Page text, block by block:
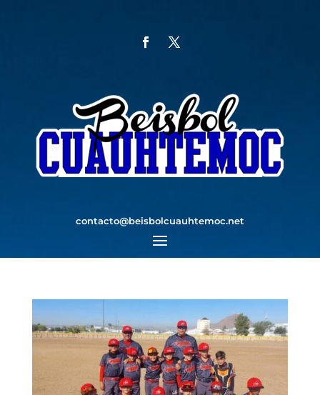
contacto@beisbolcuauhtemoc.net